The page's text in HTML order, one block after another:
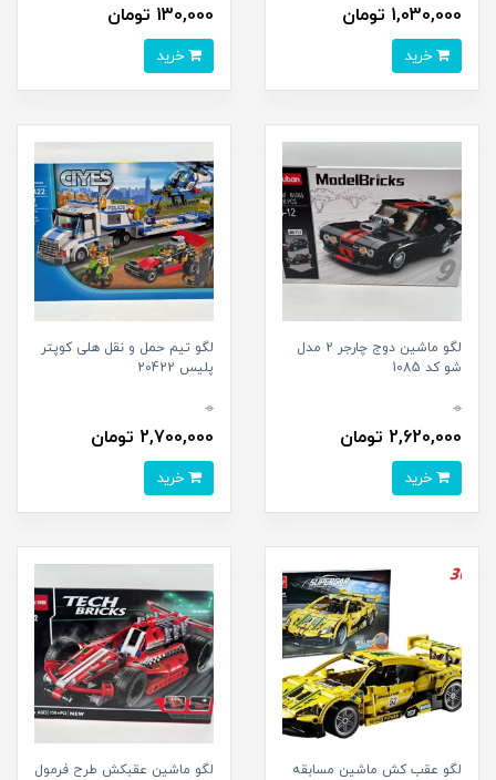
1,030,000 تومان
130,000 تومان
لگو ماشین دوج چارجر 2 مدل
شو کد 1085
0
2,620,000 تومان
لگو تیم حمل و نقل هلی کوپتر
پلیس 20422
0
2,700,000 تومان
لگو عقب کش ماشین مسابقه
لگو ماشین عقبکش طرح فرمول